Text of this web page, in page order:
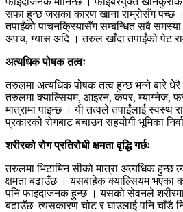
सफा हुन्छ जसका कारण खाना राम्रोसँग पच्छ
तपाईंको पाचनक्रियासँग सम्बन्धित सबै
अपच, ग्यास अदि । तरुल खाँदा तपाईंको पेट
अत्यधिक पोषक तत्वः
तरुलमा अत्यधिक पोषक तत्व हुन्छ भन्ने बारे धेरै
तरुलमा क्याल्सियम, आइरन, कपर, म्याग्नेज,
मात्रामा पाइन्छ । यी तत्वले तपाईंलाई स्वस्थ
प्रकारको रोगबाट बचाउन सहयोगी भूमिका
शरीरको रोग प्रतिरोधी क्षमता वृद्धि गर्छः
तरुलमा भिटामिन सीको मात्रा अत्यधिक हुन्छ
क्षमता बढाउँछ । यसबाहेक क्याल्सियम भएका
पनि फाइदाजनक हुन्छ । यसको सेवनले
बढाउँछ त्यसकारण चोट र घाउलाई पनि चाँडै